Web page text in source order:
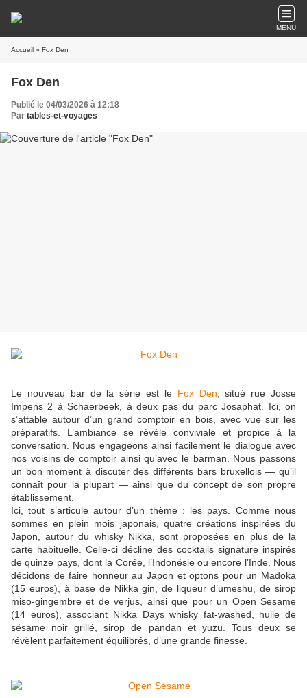
MENU
Accueil » Fox Den
Fox Den
Publié le 04/03/2026 à 12:18
Par tables-et-voyages
Le nouveau bar de la série est le Fox Den , situé rue Josse
Impens 2 à Schaerbeek, à deux pas du parc Josaphat. Ici, on
s’attable autour d’un grand comptoir en bois, avec vue sur les
préparatifs. L’ambiance se révèle conviviale et propice à la
conversation. Nous engageons ainsi facilement le dialogue avec
nos voisins de comptoir ainsi qu’avec le barman. Nous passons
un bon moment à discuter des différents bars bruxellois — qu’il
connaît pour la plupart — ainsi que du concept de son propre
établissement.
Ici, tout s’articule autour d’un thème : les pays. Comme nous
sommes en plein mois japonais, quatre créations inspirées du
Japon, autour du whisky Nikka, sont proposées en plus de la
carte habituelle. Celle-ci décline des cocktails signature inspirés
de quinze pays, dont la Corée, l’Indonésie ou encore l’Inde. Nous
décidons de faire honneur au Japon et optons pour un Madoka
(15 euros), à base de Nikka gin, de liqueur d’umeshu, de sirop
miso-gingembre et de verjus, ainsi que pour un Open Sesame
(14 euros), associant Nikka Days whisky fat-washed, huile de
sésame noir grillé, sirop de pandan et yuzu. Tous deux se
révèlent parfaitement équilibrés, d’une grande finesse.